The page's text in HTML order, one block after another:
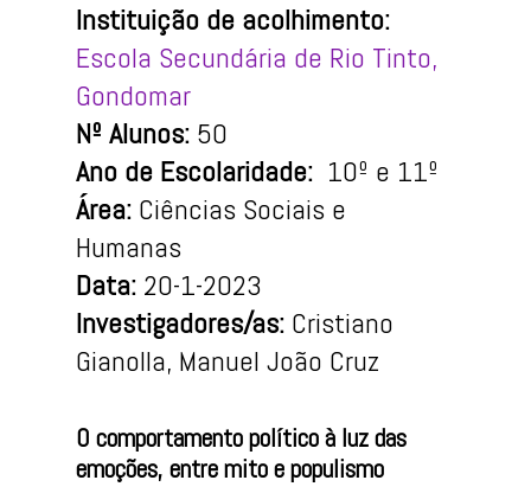
Instituição de acolhimento:
Escola Secundária de Rio Tinto,
Gondomar
Nº Alunos: 50
Ano de Escolaridade: 10º e 11º
Área: Ciências Sociais e
Humanas
Data: 20-1-2023
Investigadores/as: Cristiano
Gianolla, Manuel João Cruz
O comportamento político à luz das
emoções, entre mito e populismo